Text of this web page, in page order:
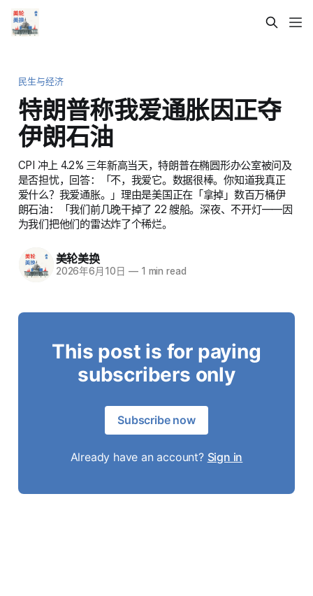
民生与经济
特朗普称我爱通胀因正夺
伊朗石油
CPI 冲上 4.2% 三年新高当天，特朗普在椭圆形办公室被问及
是否担忧，回答：「不，我爱它。数据很棒。你知道我真正
爱什么？我爱通胀。」理由是美国正在「拿掉」数百万桶伊
朗石油：「我们前几晚干掉了 22 艘船。深夜、不开灯——因
为我们把他们的雷达炸了个稀烂。
美轮美换
2026年6月10日 —1 min read
This post is for paying
subscribers only
Subscribe now
Already have an account? Sign in